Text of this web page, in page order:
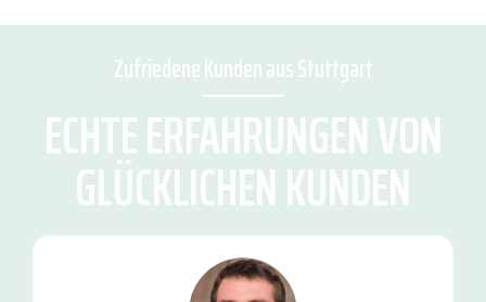
Zufriedene Kunden aus Stuttgart
ECHTE ERFAHRUNGEN VON
GLÜCKLICHEN KUNDEN